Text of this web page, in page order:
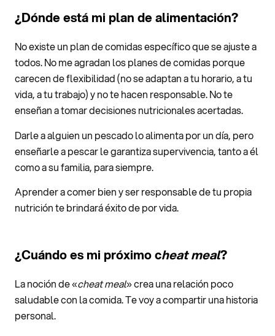
¿Dónde está mi plan de alimentación?
No existe un plan de comidas específico que se ajuste a
todos. No me agradan los planes de comidas porque
carecen de flexibilidad (no se adaptan a tu horario, a tu
vida, a tu trabajo) y no te hacen responsable. No te
enseñan a tomar decisiones nutricionales acertadas.
Darle a alguien un pescado lo alimenta por un día, pero
enseñarle a pescar le garantiza supervivencia, tanto a él
como a su familia, para siempre.
Aprender a comer bien y ser responsable de tu propia
nutrición te brindará éxito de por vida.
¿Cuándo es mi próximo cheat meal?
La noción de «cheat meal» crea una relación poco
saludable con la comida. Te voy a compartir una historia
personal.